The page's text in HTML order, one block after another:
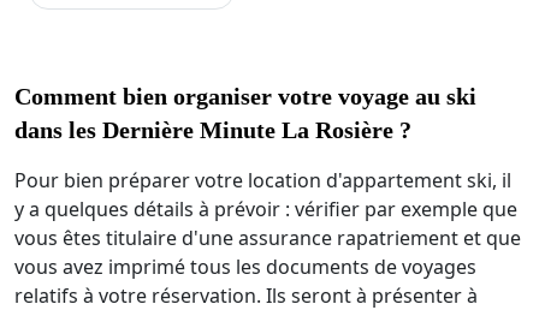
Comment bien organiser votre voyage au ski
dans les Dernière Minute La Rosière ?
Pour bien préparer votre location d'appartement ski, il
y a quelques détails à prévoir : vérifier par exemple que
vous êtes titulaire d'une assurance rapatriement et que
vous avez imprimé tous les documents de voyages
relatifs à votre réservation. Ils seront à présenter à